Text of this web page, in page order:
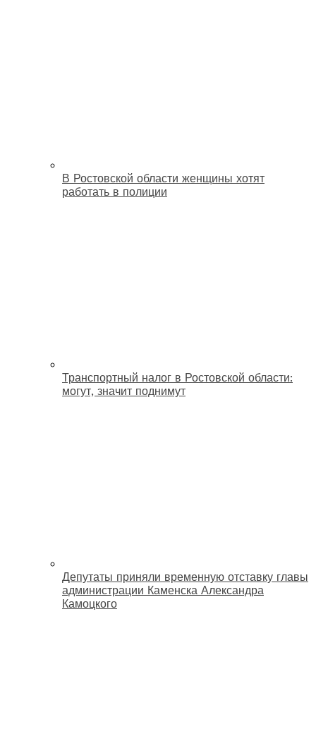
В Ростовской области женщины хотят
работать в полиции
Транспортный налог в Ростовской области:
могут, значит поднимут
Депутаты приняли временную отставку главы
администрации Каменска Александра
Камоцкого